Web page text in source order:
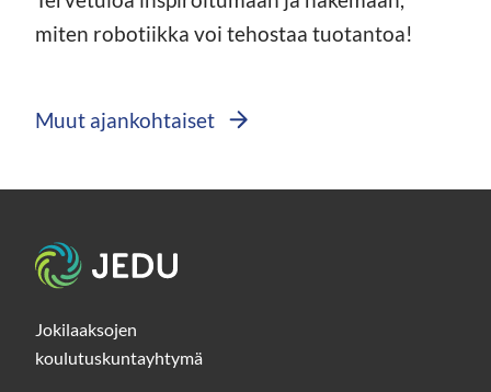
miten robotiikka voi tehostaa tuotantoa!
Muut ajankohtaiset
Etusivu
Jokilaaksojen
koulutuskuntayhtymä